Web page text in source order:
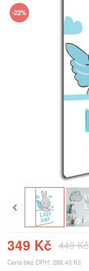
-22%
349 Kč 449 Kč
Cena bez DPH: 288,43 Kč